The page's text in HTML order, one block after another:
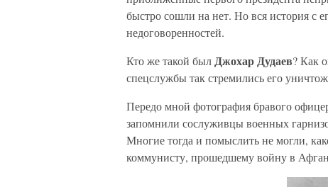
быстро сошли на нет. Но вся история с
недоговоренностей.
Кто же такой былДжохар Дудаев? Как
спецслужбы так стремились его
Передо мной фотография бравого
запомнили сослуживцы военных
Многие тогда и помыслить не могли,
коммунисту, прошедшему войну в